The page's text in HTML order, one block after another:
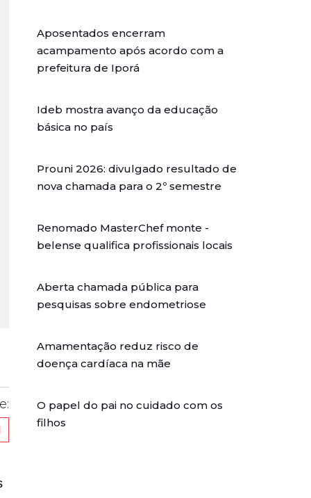
Aposentados encerram
acampamento após acordo com a
prefeitura de Iporá
Ideb mostra avanço da educação
básica no país
Prouni 2026: divulgado resultado de
nova chamada para o 2º semestre
Renomado MasterChef monte -
belense qualifica profissionais locais
Aberta chamada pública para
pesquisas sobre endometriose
Amamentação reduz risco de
doença cardíaca na mãe
O papel do pai no cuidado com os
filhos